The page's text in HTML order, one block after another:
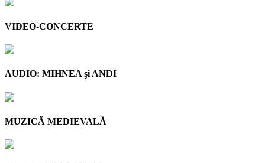
VIDEO-CONCERTE
AUDIO: MIHNEA şi ANDI
MUZICĂ MEDIEVALĂ